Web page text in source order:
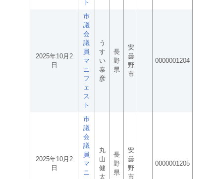
ト
2025年10月2
日
市
議
会
議
員
マ
ニ
フ
ェ
ス
ト
う
す
い
泰
彦
長
野
県
安
曇
野
市
0000001204
2025年10月2
日
市
議
会
議
員
マ
ニ
丸
山
健
太
長
野
県
安
曇
野
市
0000001205